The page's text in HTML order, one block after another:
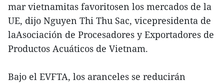
mar vietnamitas favoritosen los mercados de la
UE, dijo Nguyen Thi Thu Sac, vicepresidenta de
laAsociación de Procesadores y Exportadores de
Productos Acuáticos de Vietnam.
Bajo el EVFTA, los aranceles se reducirán